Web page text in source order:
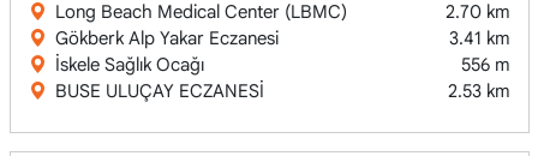
Long Beach Medical Center (LBMC)
2.70 km
Gökberk Alp Yakar Eczanesi
3.41 km
İskele Sağlık Ocağı
556 m
BUSE ULUÇAY ECZANESİ
2.53 km